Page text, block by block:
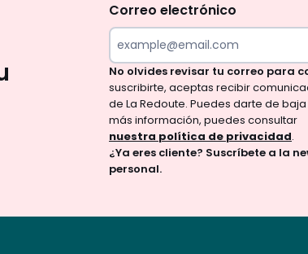
olvides
revisar
tu
correo
para
confirmar
tu
suscripción.
Al
aceptas
Correo electrónico
No olvides revisar tu correo para
suscribirte, aceptas recibir
de La Redoute. Puedes darte de
más información, puedes consultar
nuestra política de privacidad.
¿Ya eres cliente? Suscríbete a la
personal.